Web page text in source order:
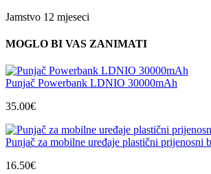
Jamstvo 12 mjeseci
MOGLO BI VAS ZANIMATI
Punjač Powerbank LDNIO 30000mAh
35.00€
Punjač za mobilne uređaje plastični prijenosni
16.50€